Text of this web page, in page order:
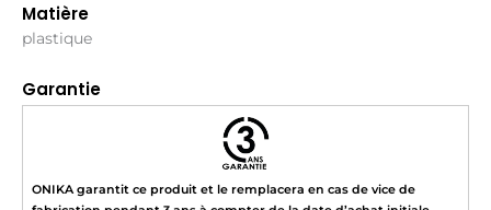
Matière
plastique
Garantie
ONIKA garantit ce produit et le remplacera en cas de vice de